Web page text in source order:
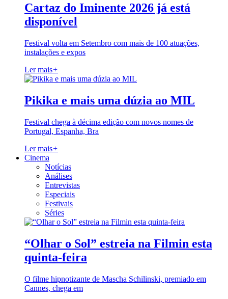
Cartaz do Iminente 2026 já está
disponível
Festival volta em Setembro com mais de 100 atuações,
instalações e expos
Ler mais+
Pikika e mais uma dúzia ao MIL
Festival chega à décima edição com novos nomes de
Portugal, Espanha, Bra
Ler mais+
Cinema
Notícias
Análises
Entrevistas
Especiais
Festivais
Séries
“Olhar o Sol” estreia na Filmin esta
quinta-feira
O filme hipnotizante de Mascha Schilinski, premiado em
Cannes, chega em